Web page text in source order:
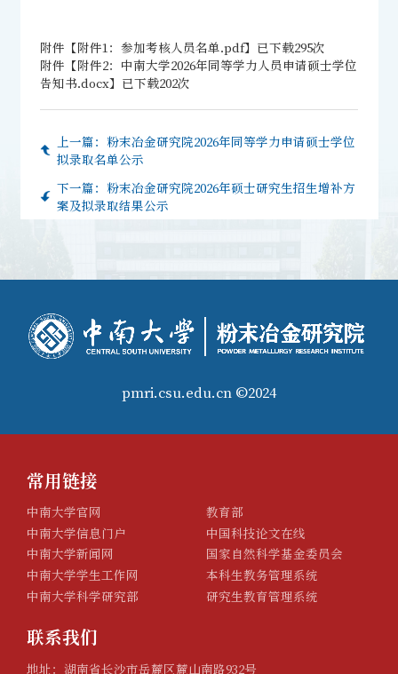
第 3 页
附件【附件1：参加考核人员名单.pdf】已下载295次
附件【附件2：中南大学2026年同等学力人员申请硕士学位
告知书.docx】已下载202次
上一篇： 粉末冶金研究院2026年同等学力申请硕士学位
拟录取名单公示
下一篇： 粉末冶金研究院2026年硕士研究生招生增补方
案及拟录取结果公示
pmri.csu.edu.cn ©2024
常用链接
中南大学官网
中南大学信息门户
中南大学新闻网
中南大学学生工作网
中南大学科学研究部
教育部
中国科技论文在线
国家自然科学基金委员会
本科生教务管理系统
研究生教育管理系统
联系我们
地址：湖南省长沙市岳麓区麓山南路932号